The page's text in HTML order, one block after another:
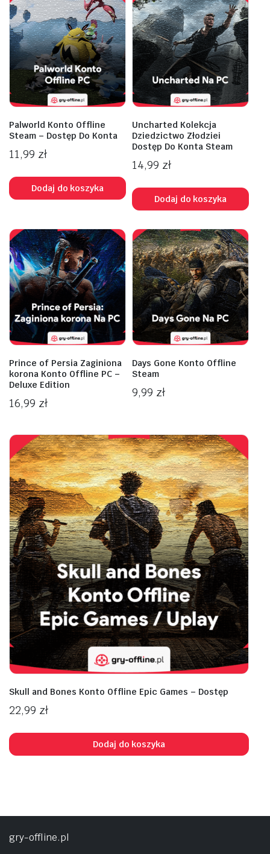
Palworld Konto Offline
Steam – Dostęp Do Konta
11,99 zł
Dodaj do koszyka
Uncharted Kolekcja
Dziedzictwo Złodziei
Dostęp Do Konta Steam
14,99 zł
Dodaj do koszyka
Prince of Persia Zaginiona
korona Konto Offline PC –
Deluxe Edition
16,99 zł
Days Gone Konto Offline
Steam
9,99 zł
Skull and Bones Konto Offline Epic Games – Dostęp
22,99 zł
Dodaj do koszyka
gry-offline.pl